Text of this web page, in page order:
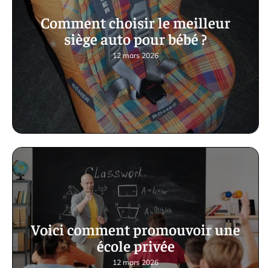
Comment choisir le meilleur
siège auto pour bébé ?
12 mars 2026
Voici comment promouvoir une
école privée
12 mars 2026